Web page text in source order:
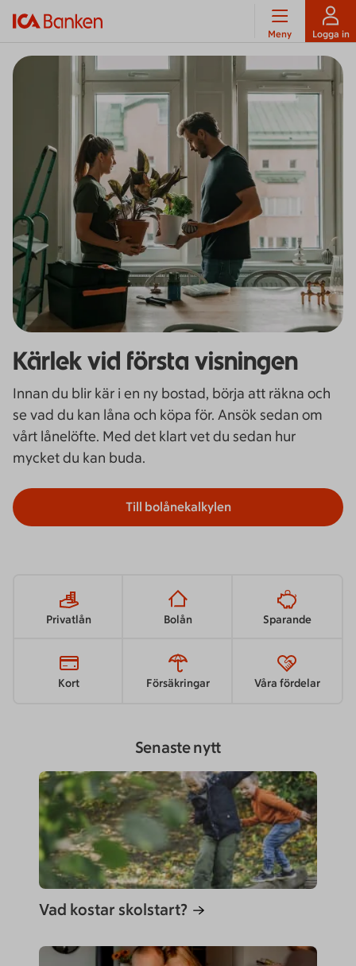
Meny Logga in
Kärlek vid första visningen
Innan du blir kär i en ny bostad, börja att räkna och
se vad du kan låna och köpa för. Ansök sedan om
vårt lånelöfte. Med det klart vet du sedan hur
mycket du kan buda.
Till bolånekalkylen
Privatlån Bolån Sparande
Kort Försäkringar Våra fördelar
Senaste nytt
Vad kostar skolstart?